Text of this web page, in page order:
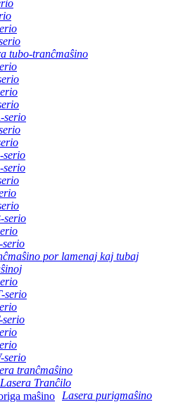
tubo-tranĉmaŝino
serio
serio
serio
serio
serio
por lamenaj kaj tubaj
serio
serio
serio
tranĉmaŝino
Tranĉilo
Lasera purigmaŝino